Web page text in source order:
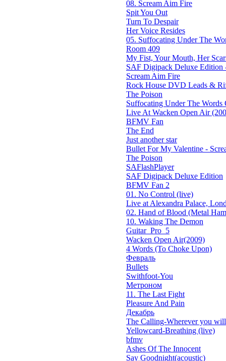
08. Scream Aim Fire
Spit You Out
Turn To Despair
Her Voice Resides
05. Suffocating Under The
Room 409
My Fist, Your Mouth, Her
SAF Digipack Deluxe Edition
Scream Aim Fire
Rock House DVD Leads &
The Poison
Suffocating Under The Words
Live At Wacken Open Air
BFMV Fan
The End
Just another star
Bullet For My Valentine -
The Poison
SAFlashPlayer
SAF Digipack Deluxe Edition
BFMV Fan 2
01. No Control (live)
Live at Alexandra Palace,
02. Hand of Blood (Metal
10. Waking The Demon
Guitar_Pro_5
Wacken Open Air(2009)
4 Words (To Choke Upon)
Февраль
Bullets
Swithfoot-You
Метроном
11. The Last Fight
Pleasure And Pain
Декабрь
The Calling-Wherever you
Yellowcard-Breathing (live)
bfmv
Ashes Of The Innocent
Say Goodnight(acoustic)